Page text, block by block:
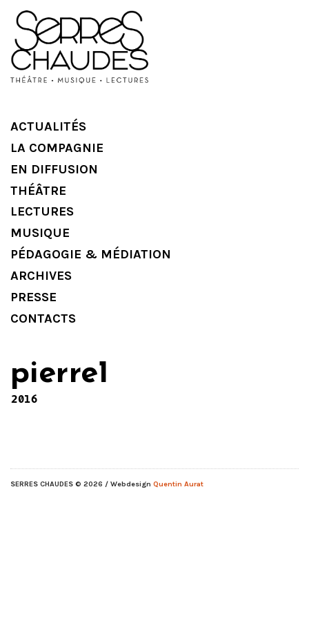
ACTUALITÉS
LA COMPAGNIE
EN DIFFUSION
THÉÂTRE
LECTURES
MUSIQUE
PÉDAGOGIE & MÉDIATION
ARCHIVES
PRESSE
CONTACTS
pierre1
2016
SERRES CHAUDES © 2026 / Webdesign Quentin Aurat